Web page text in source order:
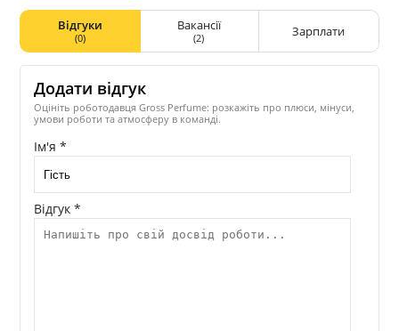
Відгуки
(0)
Вакансії
(2) Зарплати
Додати відгук
Оцініть роботодавця Gross Perfume: розкажіть про плюси, мінуси,
умови роботи та атмосферу в команді.
Ім'я *
Відгук *